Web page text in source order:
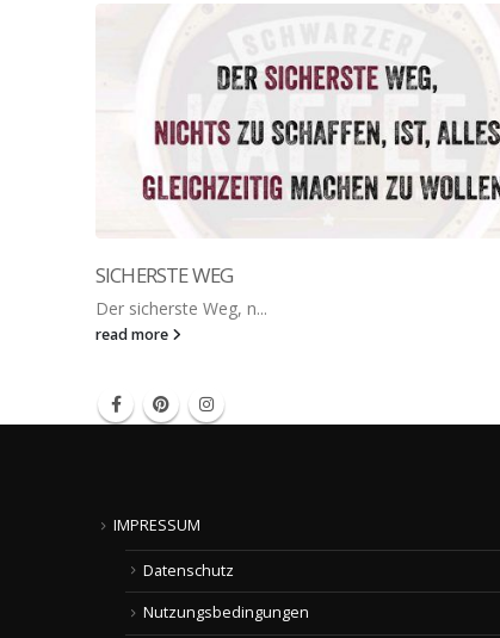
SICHERSTE WEG
Der sicherste Weg, n...
read more
IMPRESSUM
Datenschutz
Nutzungsbedingungen